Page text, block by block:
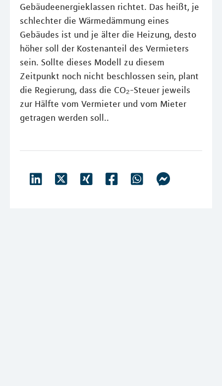
Gebäudeenergieklassen richtet. Das heißt, je
schlechter die Wärmedämmung eines
Gebäudes ist und je älter die Heizung, desto
höher soll der Kostenanteil des Vermieters
sein. Sollte dieses Modell zu diesem
Zeitpunkt noch nicht beschlossen sein, plant
die Regierung, dass die CO₂-Steuer jeweils
zur Hälfte vom Vermieter und vom Mieter
getragen werden soll..